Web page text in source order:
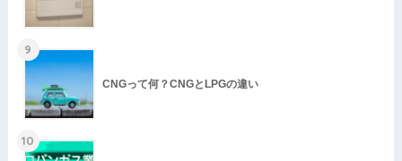
9
CNGって何？CNGとLPGの違い
10